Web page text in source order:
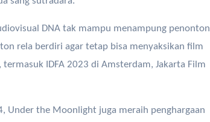
DNA tak mampu menampung penonton
rela berdiri agar tetap bisa menyaksikan film
IDFA 2023 di Amsterdam, Jakarta Film
Under the Moonlight juga meraih penghargaan